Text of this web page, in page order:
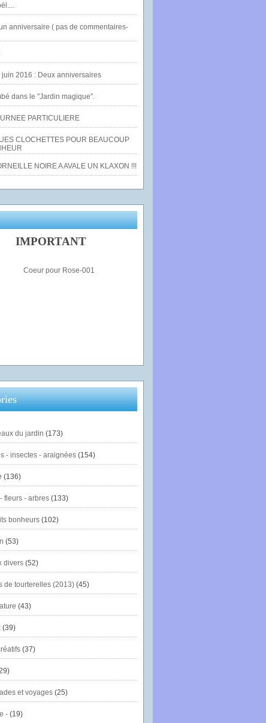
anniversaire ( pas de commentaires-
juin 2016 : Deux anniversaires
dans le "Jardin magique".
PARTICULIERE
CLOCHETTES POUR BEAUCOUP
NOIRE A AVALE UN KLAXON !!!
IMPORTANT
du jardin (173)
- insectes - araignées(154)
(136)
fleurs - arbres(133)
bonheurs(102)
(53)
divers(52)
de tourterelles (2013)(45)
(43)
(39)
(37)
et voyages(25)
-(19)